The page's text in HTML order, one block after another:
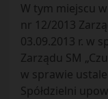
W tym miejscu
nr 12/2013
03.09.2013 r. w
Zarządu SM
w sprawie
Spółdzielni